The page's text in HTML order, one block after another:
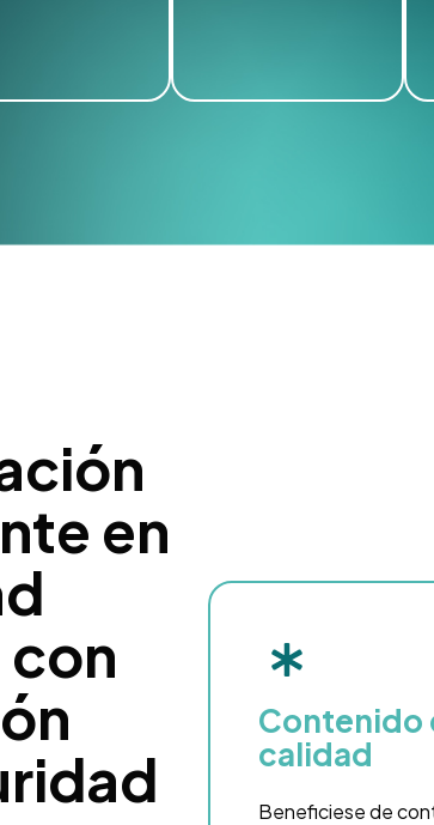
en
Contenido
calidad
Beneficiese de